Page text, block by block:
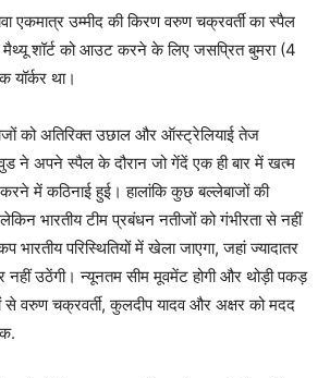
एकमात्र उम्मीद की किरण वरुण चक्रवर्ती का स्पैल
शॉर्ट को आउट करने के लिए जसप्रित बुमरा (4
था।
को अतिरिक्त उछाल और ऑस्ट्रेलियाई तेज
ने अपने स्पैल के दौरान जो गेंदें एक ही बार में खत्म
में कठिनाई हुई। हालांकि कुछ बल्लेबाजों की
भारतीय टीम प्रबंधन नतीजों को गंभीरता से नहीं
भारतीय परिस्थितियों में खेला जाएगा, जहां ज्यादातर
उठेंगी। न्यूनतम सीम मूवमेंट होगी और थोड़ी पकड़
से वरुण चक्रवर्ती, कुलदीप यादव और अक्षर को मदद